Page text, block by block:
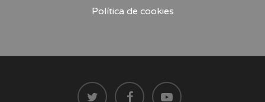
Política de cookies